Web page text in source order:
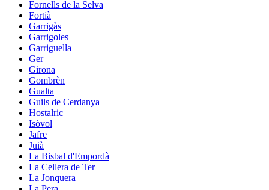
Fornells de la Selva
Fortià
Garrigàs
Garrigoles
Garriguella
Ger
Girona
Gombrèn
Gualta
Guils de Cerdanya
Hostalric
Isòvol
Jafre
Juià
La Bisbal d'Empordà
La Cellera de Ter
La Jonquera